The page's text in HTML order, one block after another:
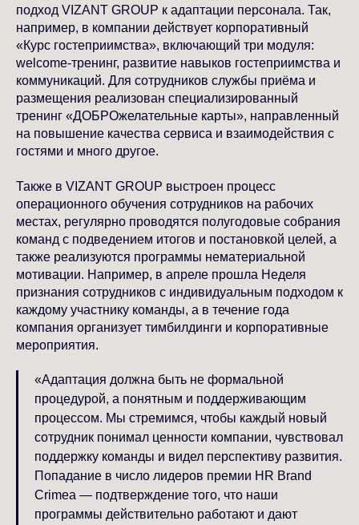
подход VIZANT GROUP к адаптации персонала. Так,
например, в компании действует корпоративный
«Курс гостеприимства», включающий три модуля:
welcome-тренинг, развитие навыков гостеприимства и
коммуникаций. Для сотрудников службы приёма и
размещения реализован специализированный
тренинг «ДОБРОжелательные карты», направленный
на повышение качества сервиса и взаимодействия с
гостями и много другое.
Также в VIZANT GROUP выстроен процесс
операционного обучения сотрудников на рабочих
местах, регулярно проводятся полугодовые собрания
команд с подведением итогов и постановкой целей, а
также реализуются программы нематериальной
мотивации. Например, в апреле прошла Неделя
признания сотрудников с индивидуальным подходом к
каждому участнику команды, а в течение года
компания организует тимбилдинги и корпоративные
мероприятия.
«Адаптация должна быть не формальной
процедурой, а понятным и поддерживающим
процессом. Мы стремимся, чтобы каждый новый
сотрудник понимал ценности компании, чувствовал
поддержку команды и видел перспективу развития.
Попадание в число лидеров премии HR Brand
Crimea — подтверждение того, что наши
программы действительно работают и дают